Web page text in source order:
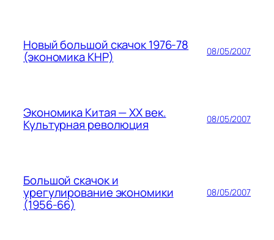
Новый большой скачок 1976-78
(экономика КНР) 08/05/2007
Экономика Китая — ХХ век.
Культурная революция 08/05/2007
Большой скачок и
урегулирование экономики
(1956-66)
08/05/2007